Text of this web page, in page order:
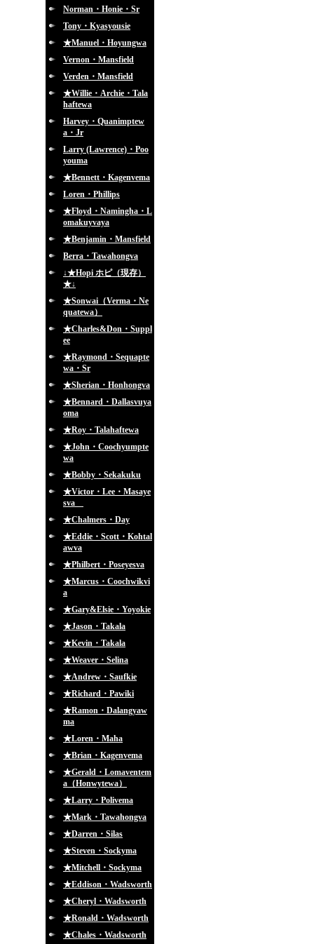
Norman・Honie・Sr
Tony・Kyasyousie
★Manuel・Hoyungwa
Vernon・Mansfield
Verden・Mansfield
★Willie・Archie・Tala
haftewa
Harvey・Quanimptew
a・Jr
Larry (Lawrence)・Poo
youma
★Bennett・Kagenvema
Loren・Phillips
★Floyd・Namingha・L
omakuyvaya
★Benjamin・Mansfield
Berra・Tawahongva
↓★Hopi ホピ（現存）
★↓
★Sonwai（Verma・Ne
quatewa）
★Charles&Don・Suppl
ee
★Raymond・Sequapte
wa・Sr
★Sherian・Honhongva
★Bennard・Dallasvuya
oma
★Roy・Talahaftewa
★John・Coochyumpte
wa
★Bobby・Sekakuku
★Victor・Lee・Masaye
sva
★Chalmers・Day
★Eddie・Scott・Kohtal
awva
★Philbert・Poseyesva
★Marcus・Coochwikvi
a
★Gary&Elsie・Yoyokie
★Jason・Takala
★Kevin・Takala
★Weaver・Selina
★Andrew・Saufkie
★Richard・Pawiki
★Ramon・Dalangyaw
ma
★Loren・Maha
★Brian・Kagenvema
★Gerald・Lomaventem
a（Honwytewa）
★Larry・Polivema
★Mark・Tawahongva
★Darren・Silas
★Steven・Sockyma
★Mitchell・Sockyma
★Eddison・Wadsworth
★Cheryl・Wadsworth
★Ronald・Wadsworth
★Chales・Wadsworth